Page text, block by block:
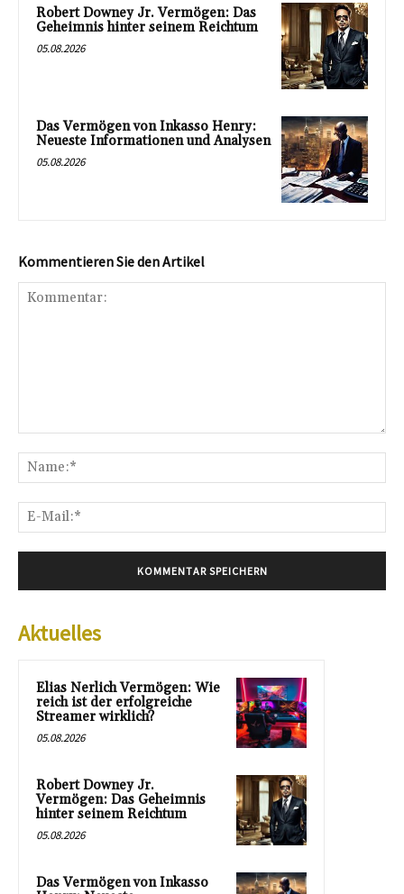
Robert Downey Jr. Vermögen: Das
Geheimnis hinter seinem Reichtum
05.08.2026
Das Vermögen von Inkasso Henry:
Neueste Informationen und Analysen
05.08.2026
Kommentieren Sie den Artikel
Aktuelles
Elias Nerlich Vermögen: Wie
reich ist der erfolgreiche
Streamer wirklich?
05.08.2026
Robert Downey Jr.
Vermögen: Das Geheimnis
hinter seinem Reichtum
05.08.2026
Das Vermögen von Inkasso